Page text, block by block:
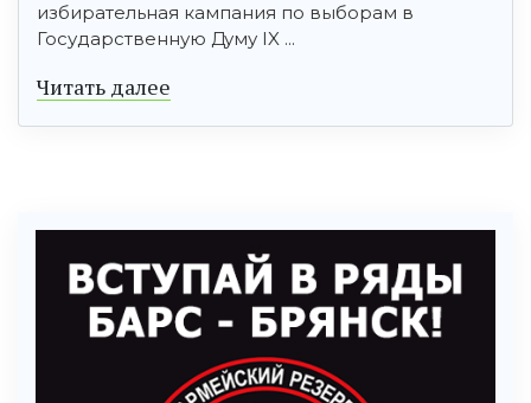
избирательная кампания по выборам в
Государственную Думу IX ...
Читать далее